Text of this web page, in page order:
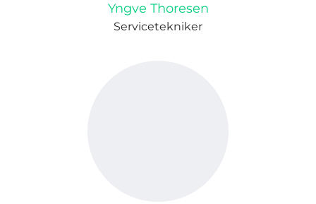
Yngve Thoresen
Servicetekniker